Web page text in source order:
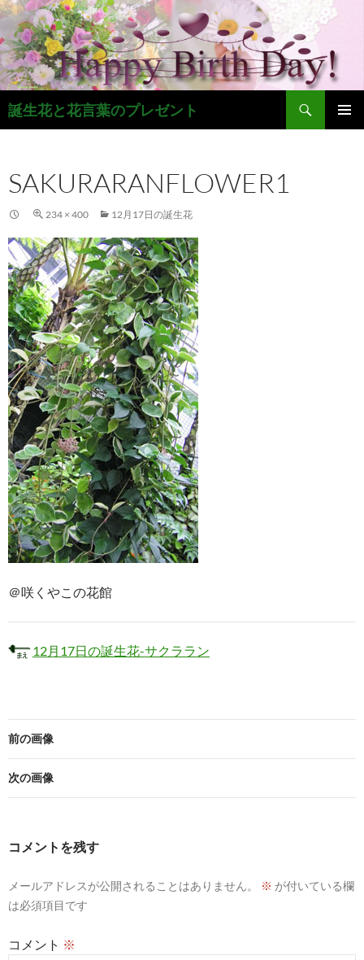
コ
ン
テ
ン
ツ
へ
ス
プ
誕生花と花言葉のプレゼント
検
索
SAKURARANFLOWER1
234 × 400 12月17日の誕生花
＠咲くやこの花館
12月17日の誕生花-サクララン
前の画像
次の画像
コメントを残す
メールアドレスが公開されることはありません。 ※ が付いている欄
は必須項目です
コメント ※